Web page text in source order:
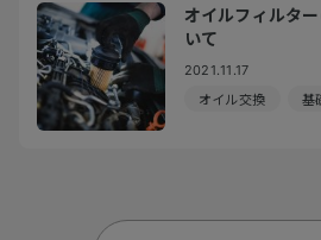
オイルフィルタ
いて
2021.11.17
オイル交換 基